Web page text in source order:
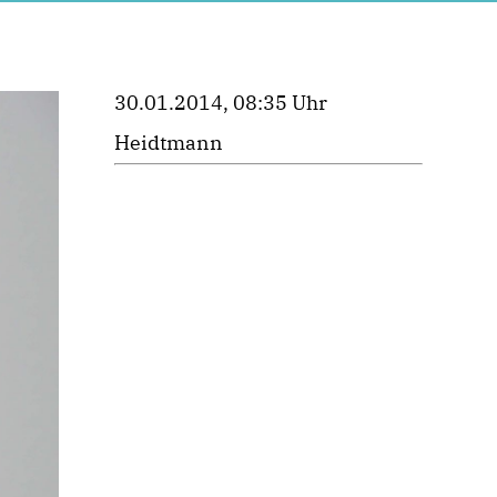
30.01.2014, 08:35 Uhr
Heidtmann